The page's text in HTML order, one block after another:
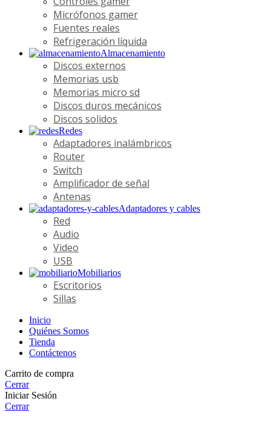
Micrófonos gamer
Fuentes reales
Refrigeración líquida
Almacenamiento
Discos externos
Memorias usb
Memorias micro sd
Discos duros mecánicos
Discos solidos
Redes
Adaptadores inalámbricos
Router
Switch
Amplificador de señal
Antenas
Adaptadores y cables
Red
Audio
Video
USB
Mobiliarios
Escritorios
Sillas
Inicio
Quiénes Somos
Tienda
Contáctenos
Carrito de compra
Cerrar
Iniciar Sesión
Cerrar